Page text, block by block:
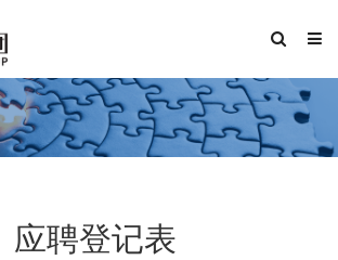
应聘登记表